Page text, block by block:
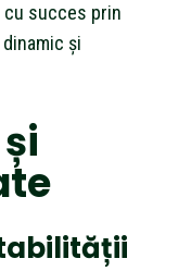
cu succes prin
și